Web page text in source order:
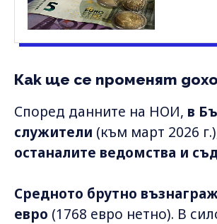
Как ще се променят
Според данните на НОИ, в
служители (към март 2026
останалите ведомства и
Средното брутно
евро (1768 евро нетно). В